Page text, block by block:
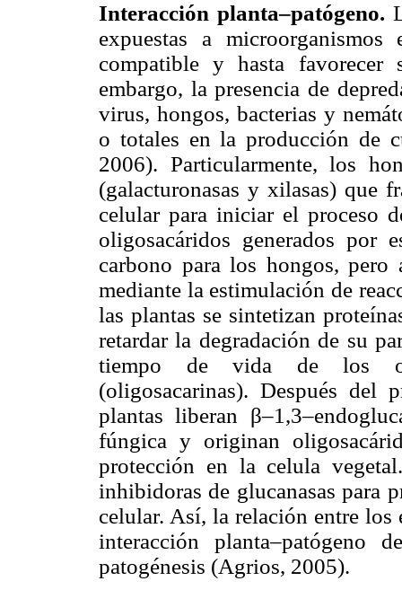
Interacción planta–patógeno.
expuestas a
compatible y hasta
embargo, la presencia de
virus, hongos, bacterias y
o totales en la producción de
2006). Particularmente, los
(galacturonasas y xilasas) que
celular para iniciar el proceso
oligosacáridos generados por
carbono para los hongos,
mediante la estimulación de
las plantas se sintetizan
retardar la degradación de su
tiempo de vida de los
(oligosacarinas). Después del
plantas liberan
fúngica y originan
protección en la celula
inhibidoras de glucanasas para
celular. Así, la relación entre los
interacción planta–patógeno
patogénesis (Agrios, 2005).